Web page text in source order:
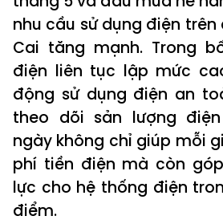
nhu cầu sử dụng điện trên
Cai tăng mạnh. Trong
điện liên tục lập mức
động sử dụng điện an
theo dõi sản lượng
ngày không chỉ giúp mỗi
phí tiền điện mà còn
lực cho hệ thống điện
điểm.